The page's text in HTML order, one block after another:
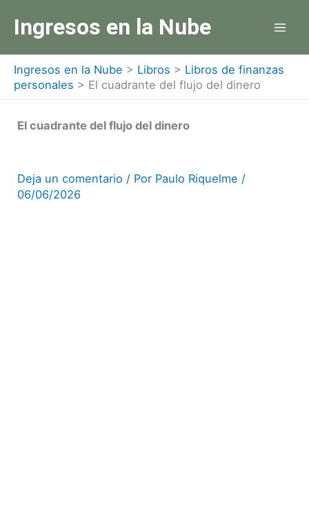
Ingresos en la Nube
Ingresos en la Nube > Libros > Libros de finanzas
personales > El cuadrante del flujo del dinero
El cuadrante del flujo del dinero
Deja un comentario / Por Paulo Riquelme /
06/06/2026